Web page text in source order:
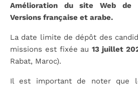
Amélioration du site Web de
Versions française et arabe.
La date limite de dépôt des
missions est fixée au13 juillet
Rabat, Maroc).
Il est important de noter que